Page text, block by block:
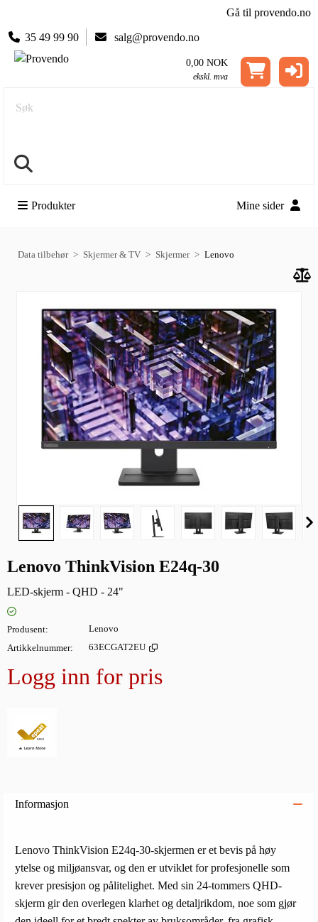
Gå til provendo.no
35 49 99 90 salg@provendo.no
0,00 NOK
ekskl. mva
Søk
Produkter Mine sider
Data tilbehør Skjermer & TV Skjermer Lenovo
Lenovo ThinkVision E24q-30
LED-skjerm - QHD - 24"
Produsent Lenovo
Artikkelnummer 63ECGAT2EU
Logg inn for pris
Informasjon
Lenovo ThinkVision E24q-30-skjermen er et bevis på høy
ytelse og miljøansvar, og den er utviklet for profesjonelle som
krever presisjon og pålitelighet. Med sin 24-tommers QHD-
skjerm gir den overlegen klarhet og detaljrikdom, noe som gjør